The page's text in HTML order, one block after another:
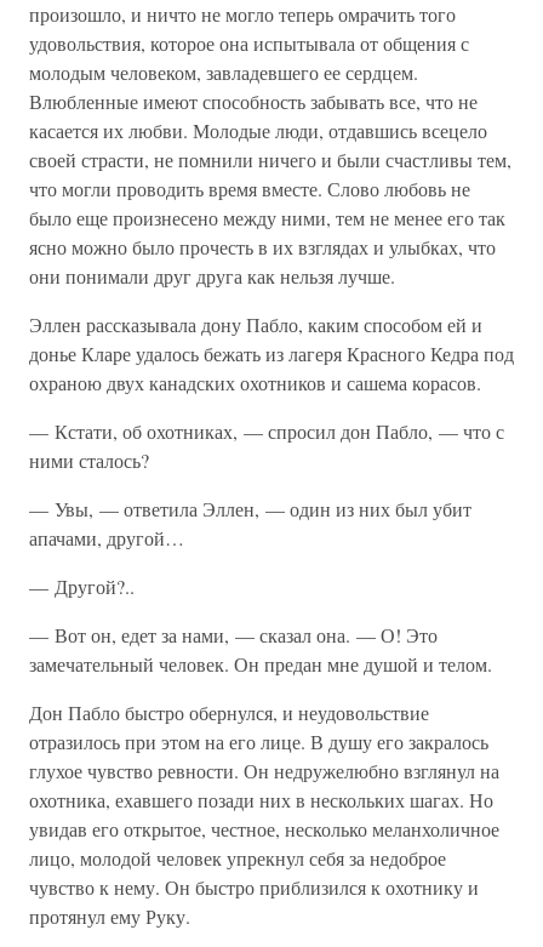
произошло, и ничто не могло теперь омрачить того
удовольствия, которое она испытывала от общения с
молодым человеком, завладевшего ее сердцем.
Влюбленные имеют способность забывать все, что не
касается их любви. Молодые люди, отдавшись всецело
своей страсти, не помнили ничего и были счастливы тем,
что могли проводить время вместе. Слово любовь не
было еще произнесено между ними, тем не менее его так
ясно можно было прочесть в их взглядах и улыбках, что
они понимали друг друга как нельзя лучше.
Эллен рассказывала дону Пабло, каким способом ей и
донье Кларе удалось бежать из лагеря Красного Кедра под
охраною двух канадских охотников и сашема корасов.
— Кстати, об охотниках, — спросил дон Пабло, — что с
ними сталось?
— Увы, — ответила Эллен, — один из них был убит
апачами, другой…
— Другой?..
— Вот он, едет за нами, — сказал она. — О! Это
замечательный человек. Он предан мне душой и телом.
Дон Пабло быстро обернулся, и неудовольствие
отразилось при этом на его лице. В душу его закралось
глухое чувство ревности. Он недружелюбно взглянул на
охотника, ехавшего позади них в нескольких шагах. Но
увидав его открытое, честное, несколько меланхоличное
лицо, молодой человек упрекнул себя за недоброе
чувство к нему. Он быстро приблизился к охотнику и
протянул ему Руку.